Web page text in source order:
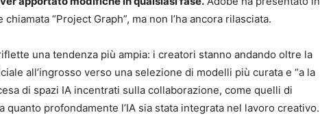
“Project Graph”, ma non l’ha ancora rilasciata.
una tendenza più ampia: i creatori stanno andando oltre la
all’ingrosso verso una selezione di modelli più curata e “a la
di spazi IA incentrati sulla collaborazione, come quelli di
quanto profondamente l’IA sia stata integrata nel lavoro creativo.